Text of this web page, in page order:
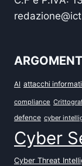
AI attacchi
compliance
defence cyber
Cyber
Cyber Threat